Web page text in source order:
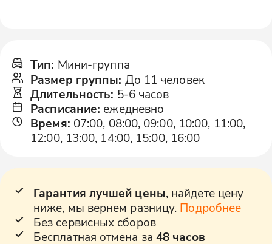
Тип: Мини-группа
Размер группы: До 11 человек
Длительность: 5-6 часов
Расписание: ежедневно
Время: 07:00, 08:00, 09:00, 10:00, 11:00,
12:00, 13:00, 14:00, 15:00, 16:00
Гарантия лучшей цены, найдете цену
ниже, мы вернем разницу. Подробнее
Без сервисных сборов
Бесплатная отмена за 48 часов